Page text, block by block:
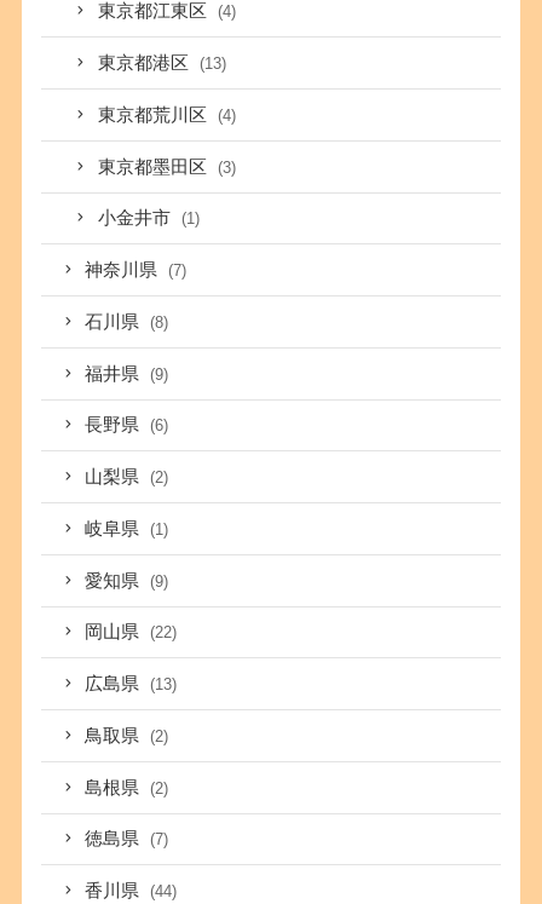
東京都江東区 (4)
東京都港区 (13)
東京都荒川区 (4)
東京都墨田区 (3)
小金井市 (1)
神奈川県 (7)
石川県 (8)
福井県 (9)
長野県 (6)
山梨県 (2)
岐阜県 (1)
愛知県 (9)
岡山県 (22)
広島県 (13)
鳥取県 (2)
島根県 (2)
徳島県 (7)
香川県 (44)